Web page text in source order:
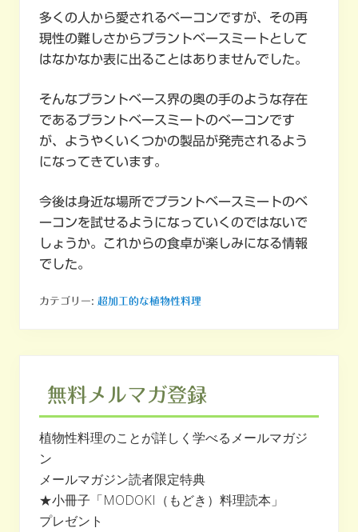
多くの人から愛されるベーコンですが、その再
現性の難しさからプラントベースミートとして
はなかなか表に出ることはありませんでした。
そんなプラントベース界の奥の手のような存在
であるプラントベースミートのベーコンです
が、ようやくいくつかの製品が発売されるよう
になってきています。
今後は身近な場所でプラントベースミートのベ
ーコンを試せるようになっていくのではないで
しょうか。これからの食卓が楽しみになる情報
でした。
カテゴリー: 超加工的な植物性料理
無料メルマガ登録
植物性料理のことが詳しく学べるメールマガジ
ン
メールマガジン読者限定特典
★小冊子「MODOKI（もどき）料理読本」
プレゼント